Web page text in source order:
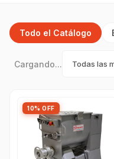
Todo el Catálogo
Cargando...
10% OFF